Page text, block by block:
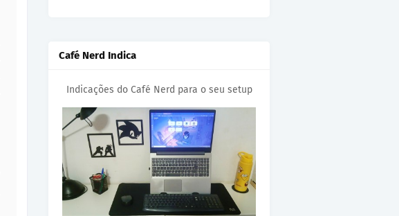
Café Nerd Indica
Indicações do Café Nerd para o seu setup